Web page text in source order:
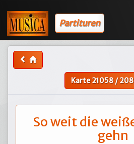
Partituren
Karte21058/
So weit die
gehn